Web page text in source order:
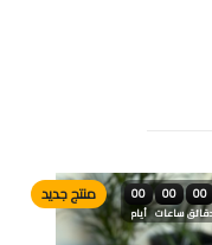
00
أيام
00
ساعات
00
دقائق
منتج جديد